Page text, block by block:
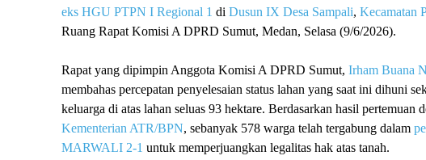
eks HGU PTPN I Regional 1 di Dusun IX Desa Sampali, Kecamatan
Ruang Rapat Komisi A DPRD Sumut, Medan, Selasa (9/6/2026).
Rapat yang dipimpin Anggota Komisi A DPRD Sumut, Irham Buana
membahas percepatan penyelesaian status lahan yang saat ini dihuni
keluarga di atas lahan seluas 93 hektare. Berdasarkan hasil pertemuan
Kementerian ATR/BPN, sebanyak 578 warga telah tergabung dalam
MARWALI 2-1 untuk memperjuangkan legalitas hak atas tanah.